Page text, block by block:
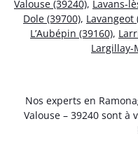
Valouse (39240), Lavans-
Dole (39700), Lavangeot
L’Aubépin (39160),
Largillay-
Nos experts en
Valouse – 39240 sont à